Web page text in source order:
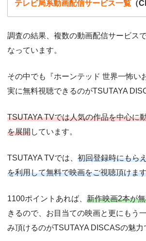
テレビ局系動画配信サービス一覧 （
動画配信サービ
配信
ー
ー ー
ー ー
調査の結果、複数の動画配信サービス
なっています。
その中でも『ホーンテッド 世界一怖い
実に無料視聴できるのがTSUTAYA
TSUTAYA TVでは人気の作品を中心に
を展開しています。
TSUTAYA TVでは、 初回登録時にもら
を利用して無料で映画をご視聴頂けま
1100ポイントあれば、 新作映画2本が
きるので、お目当ての映画と更にもう
み頂けるのがTSUTAYA DISCASの魅力